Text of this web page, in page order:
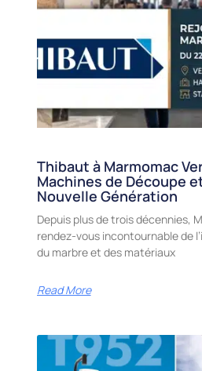
Thibaut à Marmomac
Machines de Découpe
Nouvelle Génération
Depuis plus de trois décennies,
rendez-vous incontournable de
du marbre et des matériaux
Read More